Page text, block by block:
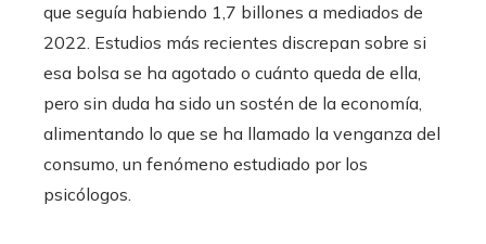
que seguía habiendo 1,7 billones a mediados de
2022. Estudios más recientes discrepan sobre si
esa bolsa se ha agotado o cuánto queda de ella,
pero sin duda ha sido un sostén de la economía,
alimentando lo que se ha llamado la venganza del
consumo, un fenómeno estudiado por los
psicólogos.